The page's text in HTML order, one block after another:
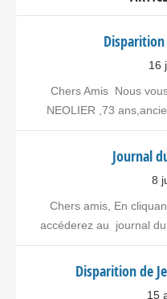
Disparition
16
Chers Amis Nous
NEOLIER ,73
Journal
8
Chers amis, En
accéderez au journal
Disparition de
15